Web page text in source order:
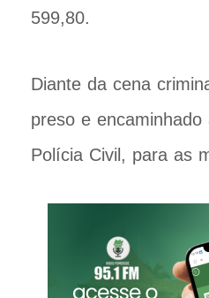
599,80.
Diante da cena
preso e encaminhado
Polícia Civil, para as